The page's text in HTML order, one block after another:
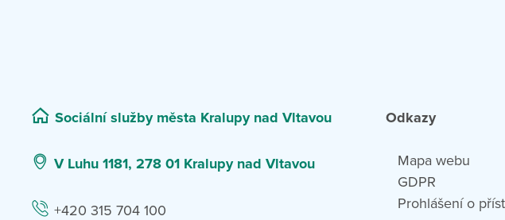
Sociální služby města Kralupy nad Vltavou
V Luhu 1181, 278 01 Kralupy nad Vltavou
+420 315 704 100
Odkazy
Mapa webu
GDPR
Prohlášení o